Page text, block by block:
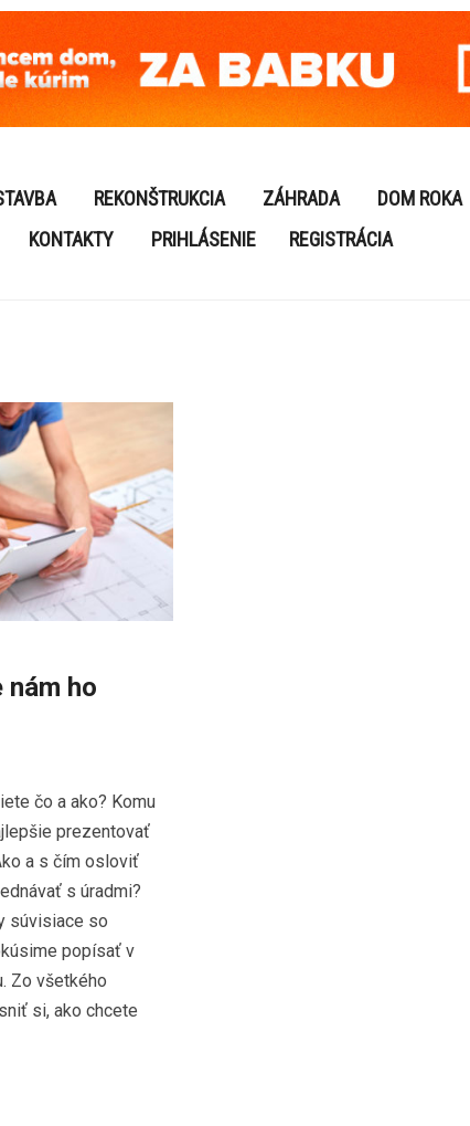
REKONŠTRUKCIA ZÁHRADA DOM ROKA
KONTAKTY
PRIHLÁSENIE REGISTRÁCIA
nám ho
čo a ako? Komu
prezentovať
a s čím osloviť
s úradmi?
súvisiace so
popísať v
Zo všetkého
si, ako chcete